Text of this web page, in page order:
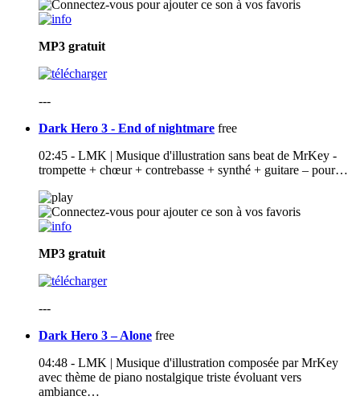
MP3 gratuit
---
Dark Hero 3 - End of nightmare free
02:45 - LMK | Musique d'illustration sans beat de MrKey -
trompette + chœur + contrebasse + synthé + guitare – pour…
MP3 gratuit
---
Dark Hero 3 – Alone free
04:48 - LMK | Musique d'illustration composée par MrKey
avec thème de piano nostalgique triste évoluant vers
ambiance…